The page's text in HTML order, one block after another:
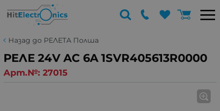
Назад до РЕЛЕТА Полша
РЕЛЕ 24V AC 6A 1SVR405613R0000
Арт.№: 27015